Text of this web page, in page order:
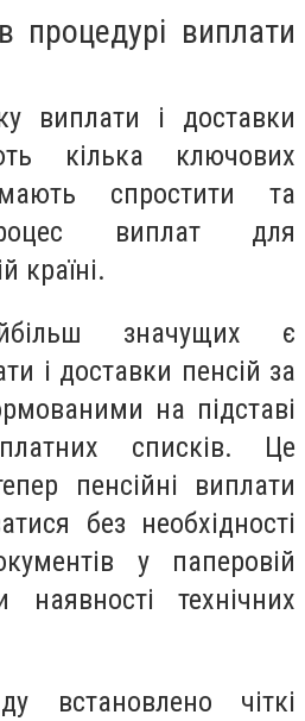
процедурі виплати
виплати і доставки
кілька ключових
спростити та
виплат для
країні.
значущих є
і доставки пенсій за
на підставі
списків. Це
пенсійні виплати
без необхідності
у паперовій
технічних
встановлено чіткі